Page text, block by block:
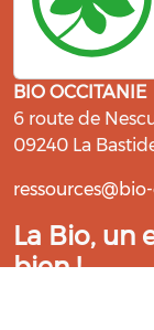
BIO OCCITANIE
6 route de
09240 La
La Bio, un
bien !